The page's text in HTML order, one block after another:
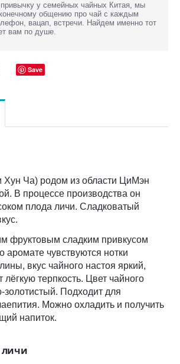
привычку у семейных чайных Китая, мы
общению про чай с каждым
вацап, встречи. Найдем именно тот
вам по душе.
Save
Хун Ча) родом из области ЦиМэн
В процессе производства он
плода личи. Сладковатый
фруктовым сладким привкусом
аромате чувствуются нотки
вкус чайного настоя яркий,
терпкость. Цвет чайного
золотистый. Подходит для
Можно охладить и получить
напиток.
личи